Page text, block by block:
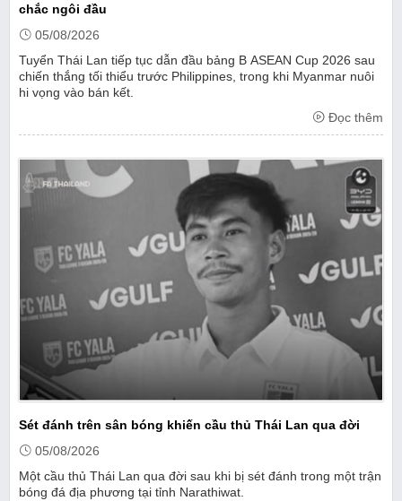
chắc ngôi đầu
05/08/2026
Tuyển Thái Lan tiếp tục dẫn đầu bảng B ASEAN Cup 2026 sau
chiến thắng tối thiểu trước Philippines, trong khi Myanmar nuôi
hi vọng vào bán kết.
Đọc thêm
Sét đánh trên sân bóng khiến cầu thủ Thái Lan qua đời
05/08/2026
Một cầu thủ Thái Lan qua đời sau khi bị sét đánh trong một trận
bóng đá địa phương tại tỉnh Narathiwat.